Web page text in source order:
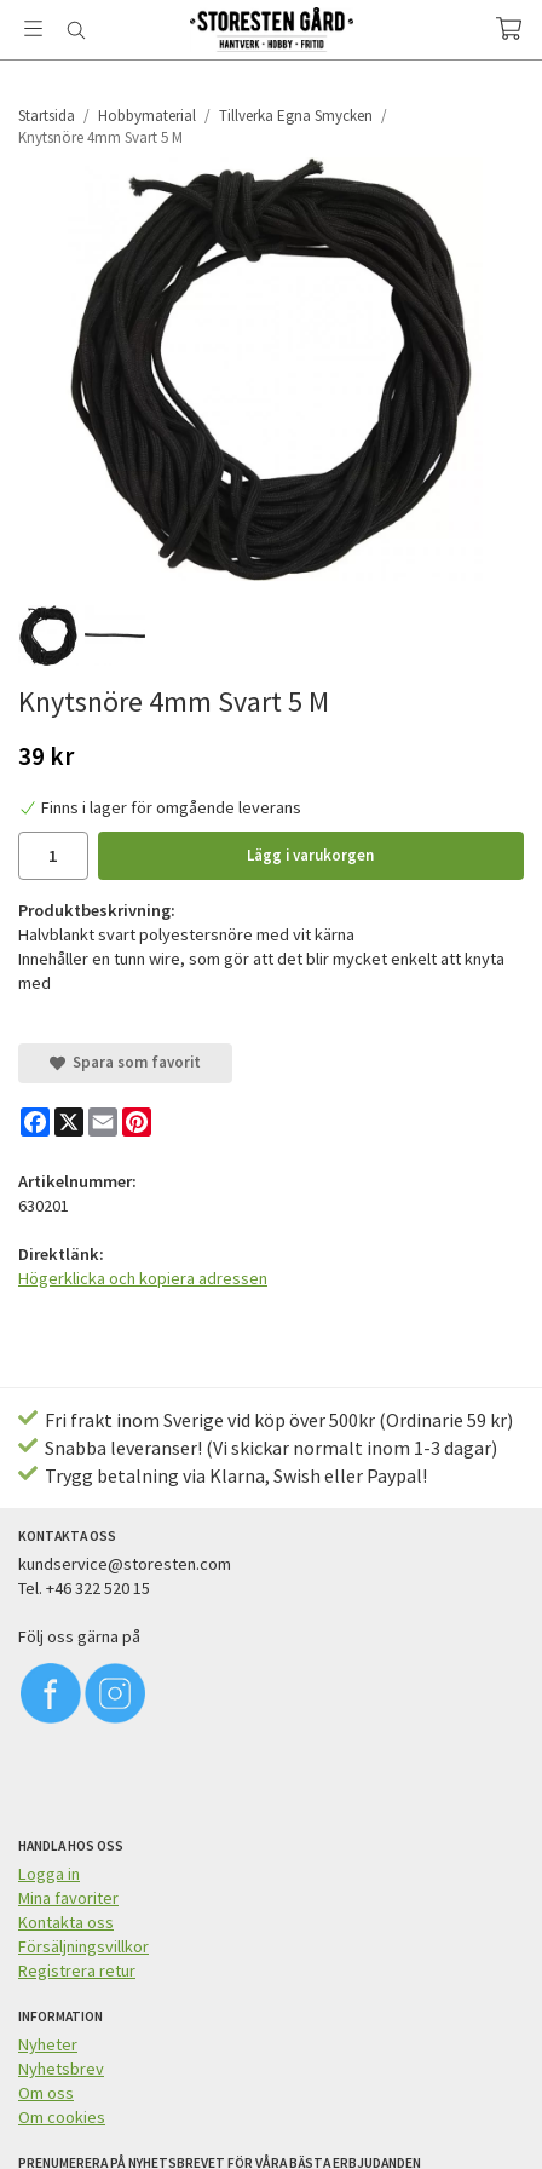
Startsida / Hobbymaterial / Tillverka Egna Smycken /
Knytsnöre 4mm Svart 5 M
Knytsnöre 4mm Svart 5 M
39 kr
Finns i lager för omgående leverans
Lägg i varukorgen
Produktbeskrivning:
Halvblankt svart polyestersnöre med vit kärna
Innehåller en tunn wire, som gör att det blir mycket enkelt att knyta
med
Spara som favorit
Facebook
X Email
Artikelnummer:
630201
Direktlänk:
Högerklicka och kopiera adressen
Fri frakt inom Sverige vid köp över 500kr (Ordinarie 59 kr)
Snabba leveranser! (Vi skickar normalt inom 1-3 dagar)
Trygg betalning via Klarna, Swish eller Paypal!
KONTAKTA OSS
kundservice@storesten.com
Tel. +46 322 520 15
Följ oss gärna på
HANDLA HOS OSS
Logga in
Mina favoriter
Kontakta oss
Försäljningsvillkor
Registrera retur
INFORMATION
Nyheter
Nyhetsbrev
Om oss
Om cookies
PRENUMERERA PÅ NYHETSBREVET FÖR VÅRA BÄSTA ERBJUDANDEN